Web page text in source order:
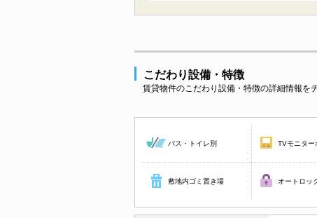
こだわり設備・特徴
賃貸物件のこだわり設備・特徴の詳細情報を
バス・トイレ別 TVモニター
敷地内ゴミ置き場 オートロッ